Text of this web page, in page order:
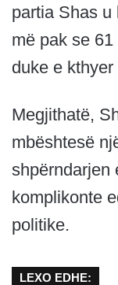
partia Shas u
më pak se
duke e
Megjithatë,
mbështesë
shpërndarjen
komplikonte
politike.
LEXO EDHE: